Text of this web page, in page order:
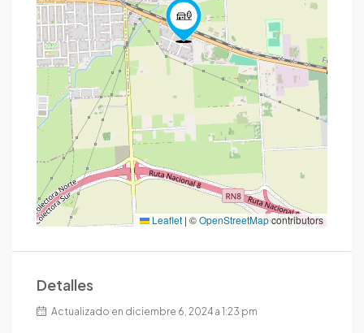
Leaflet | ©OpenStreetMapcontributors
Detalles
Actualizado en diciembre 6, 2024 a 1:23 pm